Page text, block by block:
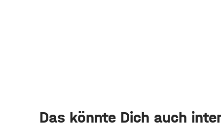
Das könnte Dich auch